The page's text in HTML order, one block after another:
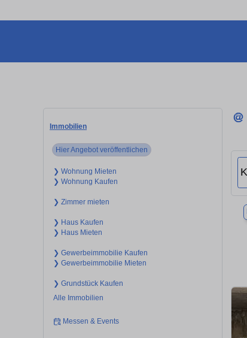
Immobilien
Hier Angebot veröffentlichen
❯ Wohnung Mieten
❯ Wohnung Kaufen
❯ Zimmer mieten
❯ Haus Kaufen
❯ Haus Mieten
❯ Gewerbeimmobilie Kaufen
❯ Gewerbeimmobilie Mieten
❯ Grundstück Kaufen
Alle Immobilien
Messen & Events